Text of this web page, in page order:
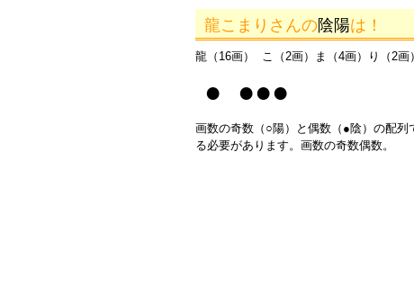
龍こまりさんの陰陽は！
龍（16画） こ（2画）ま（4画）り（2画）
● ●●●
画数の奇数（○陽）と偶数（●陰）の配
る必要があります。画数の奇数偶数。